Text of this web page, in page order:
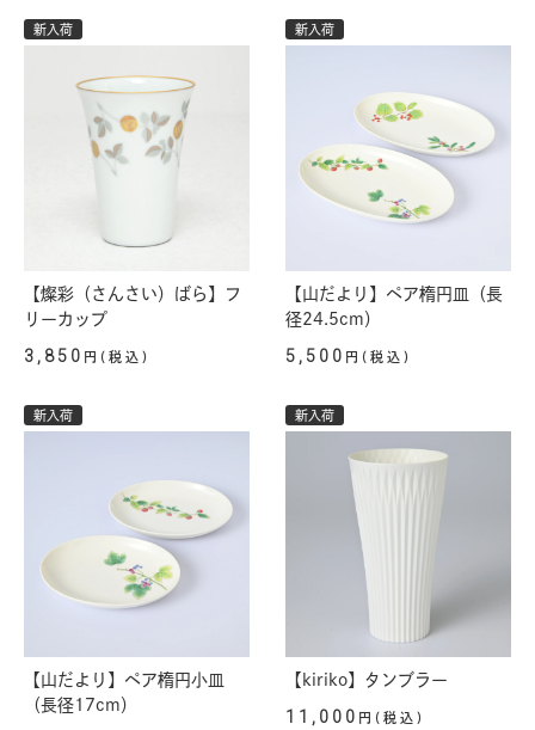
新入荷
【燦彩（さんさい）ばら】フ
リーカップ
3,850 円(税込)
新入荷
【山だより】ペア楕円皿（長
径24.5cm）
5,500 円(税込)
新入荷
【山だより】ペア楕円小皿
（長径17cm）
新入荷
【kiriko】タンブラー
11,000 円(税込)